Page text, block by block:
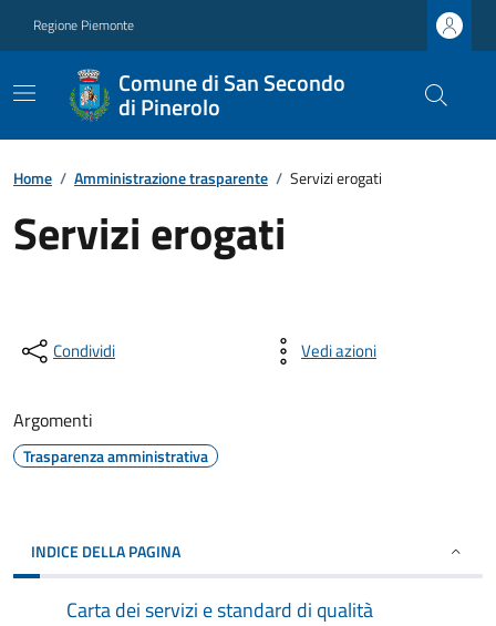
Regione Piemonte
Comune di San Secondo
di Pinerolo
Home / Amministrazione trasparente / Servizi erogati
Servizi erogati
Condividi Vedi azioni
Argomenti
Trasparenza amministrativa
INDICE DELLA PAGINA
Carta dei servizi e standard di qualità